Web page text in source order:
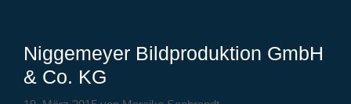
Niggemeyer Bildproduktion GmbH
& Co. KG